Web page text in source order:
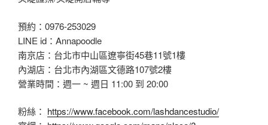
預約：0976-253029
LINE id：Annapoodle
南京店：台北市中山區遼寧街45巷11號1樓
內湖店：台北市內湖區文德路107號2樓
營業時間：週一 ~ 週日 11:00 到 20:00
粉絲： https://www.facebook.com/lashdancestudio/